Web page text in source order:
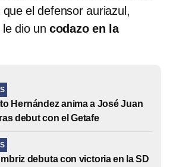
el defensor auriazul,
le dio un codazo en la
Hernández anima a José Juan
debut con el Getafe
debuta con victoria en la SD